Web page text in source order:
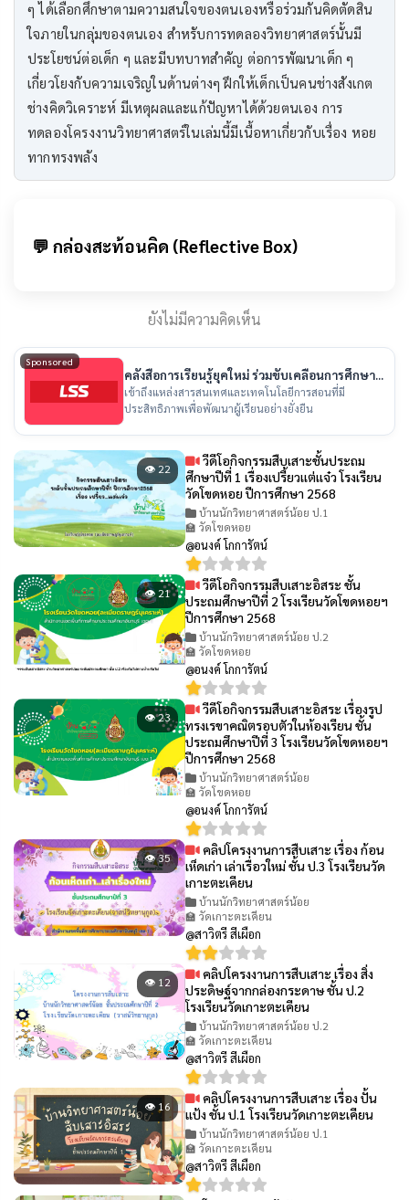
ๆ ได้เลือกศึกษาตามความสนใจของตนเองหรือร่วมกันคิดตัดสิน
ใจภายในกลุ่มของตนเอง สำหรับการทดลองวิทยาศาสตร์นั้นมี
ประโยชน์ต่อเด็ก ๆ และมีบทบาทสำคัญ ต่อการพัฒนาเด็ก ๆ
เกี่ยวโยงกับความเจริญในด้านต่างๆ ฝึกให้เด็กเป็นคนช่างสังเกต
ช่างคิดวิเคราะห์ มีเหตุผลและแก้ปัญหาได้ด้วยตนเอง การ
ทดลองโครงงานวิทยาศาสตร์ในเล่มนี้มีเนื้อหาเกี่ยวกับเรื่อง หอย
ทากทรงพลัง
💬 กล่องสะท้อนคิด (Reflective Box)
ยังไม่มีความคิดเห็น
Sponsored
คลังสื่อการเรียนรู้ยุคใหม่ ร่วมขับเคลื่อนการศึกษา
ไทย
เข้าถึงแหล่งสารสนเทศและเทคโนโลยีการสอนที่มี
ประสิทธิภาพเพื่อพัฒนาผู้เรียนอย่างยั่งยืน
👁 22
วีดีโอกิจกรรมสืบเสาะชั้นประถม
ศึกษาปีที่ 1 เรื่องเปรี้ยวเเต่เเจ๋ว โรงเรียน
วัดโขดหอย ปีการศึกษา 2568
บ้านนักวิทยาศาสตร์น้อย ป.1
🏫 วัดโขดหอย
@อนงค์ โกการัตน์
👁 21
วีดีโอกิจกรรมสืบเสาะอิสระ ชั้น
ประถมศึกษาปีที่ 2 โรงเรียนวัดโขดหอยฯ
ปีการศึกษา 2568
บ้านนักวิทยาศาสตร์น้อย ป.2
🏫 วัดโขดหอย
@อนงค์ โกการัตน์
👁 23
วีดีโอกิจกรรมสืบเสาะอิสระ เรื่องรูป
ทรงเรขาคณิตรอบตัวในห้องเรียน ชั้น
ประถมศึกษาปีที่ 3 โรงเรียนวัดโขดหอยฯ
ปีการศึกษา 2568
บ้านนักวิทยาศาสตร์น้อย
🏫 วัดโขดหอย
@อนงค์ โกการัตน์
👁 35
คลิปโครงงานการสืบเสาะ เรื่อง ก้อน
เห็ดเก่า เล่าเรื่อวใหม่ ชั้น ป.3 โรงเรียนวัด
เกาะตะเคียน
บ้านนักวิทยาศาสตร์น้อย
🏫 วัดเกาะตะเคียน
@สาวิตรี สีเผือก
👁 12
คลิปโครงงานการสืบเสาะ เรื่อง สิ่ง
ประดิษฐ์จากกล่องกระดาษ ชั้น ป.2
โรงเรียนวัดเกาะตะเคียน
บ้านนักวิทยาศาสตร์น้อย ป.2
🏫 วัดเกาะตะเคียน
@สาวิตรี สีเผือก
👁 16
คลิปโครงงานการสืบเสาะ เรื่อง ปั้น
แป้ง ชั้น ป.1 โรงเรียนวัดเกาะตะเคียน
บ้านนักวิทยาศาสตร์น้อย ป.1
🏫 วัดเกาะตะเคียน
@สาวิตรี สีเผือก